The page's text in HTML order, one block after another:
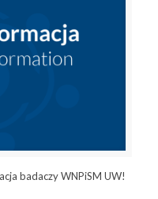
badaczy WNPiSM UW!